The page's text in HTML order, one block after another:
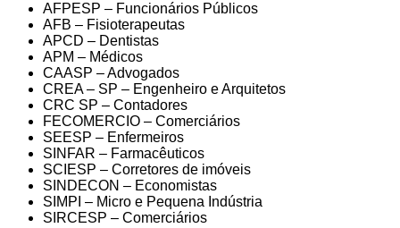
AFPESP – Funcionários Públicos
AFB – Fisioterapeutas
APCD – Dentistas
APM – Médicos
CAASP – Advogados
CREA – SP – Engenheiro e Arquitetos
CRC SP – Contadores
FECOMERCIO – Comerciários
SEESP – Enfermeiros
SINFAR – Farmacêuticos
SCIESP – Corretores de imóveis
SINDECON – Economistas
SIMPI – Micro e Pequena Indústria
SIRCESP – Comerciários